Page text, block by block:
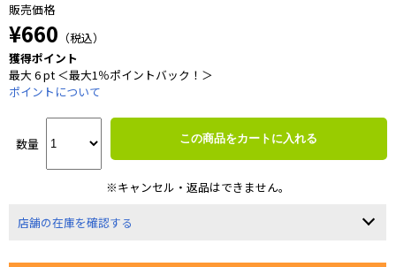
販売価格
¥660 （税込）
獲得ポイント
最大 6 pt ＜最大1％ポイントバック！＞
ポイントについて
数量 この商品をカートに入れる
※キャンセル・返品はできません。
店舗の在庫を確認する